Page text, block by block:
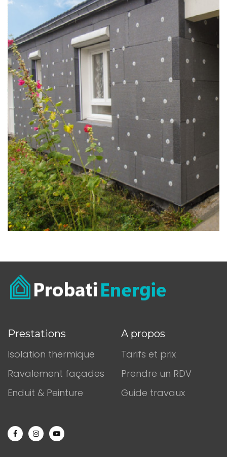
Prestations
Isolation thermique
Ravalement façades
Enduit & Peinture
A propos
Tarifs et prix
Prendre un RDV
Guide travaux